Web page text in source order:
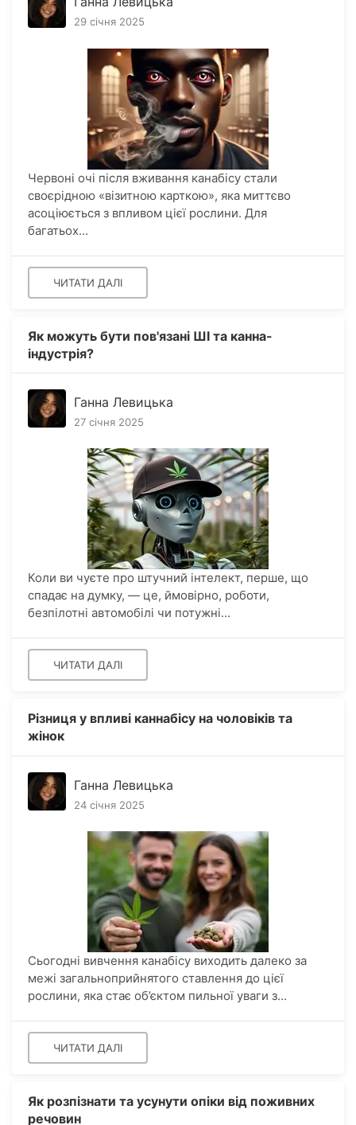
29 січня 2025
Червоні очі після вживання канабісу стали
своєрідною «візитною карткою», яка миттєво
асоціюється з впливом цієї рослини. Для
багатьох...
ЧИТАТИ ДАЛІ
Як можуть бути пов'язані ШІ та канна-
індустрія?
Ганна Левицька
27 січня 2025
Коли ви чуєте про штучний інтелект, перше, що
спадає на думку, — це, ймовірно, роботи,
безпілотні автомобілі чи потужні...
ЧИТАТИ ДАЛІ
Різниця у впливі каннабісу на чоловіків та
жінок
Ганна Левицька
24 січня 2025
Сьогодні вивчення канабісу виходить далеко за
межі загальноприйнятого ставлення до цієї
рослини, яка стає об’єктом пильної уваги з...
ЧИТАТИ ДАЛІ
Як розпізнати та усунути опіки від поживних
речовин